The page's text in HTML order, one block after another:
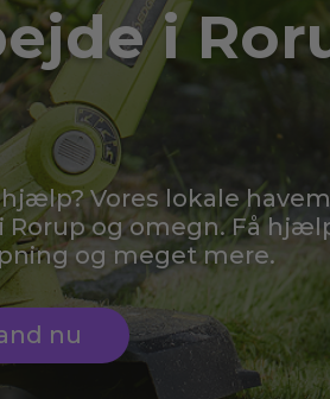
i
Vores lokale
Rorup og omegn. Få
og meget mere.
nu